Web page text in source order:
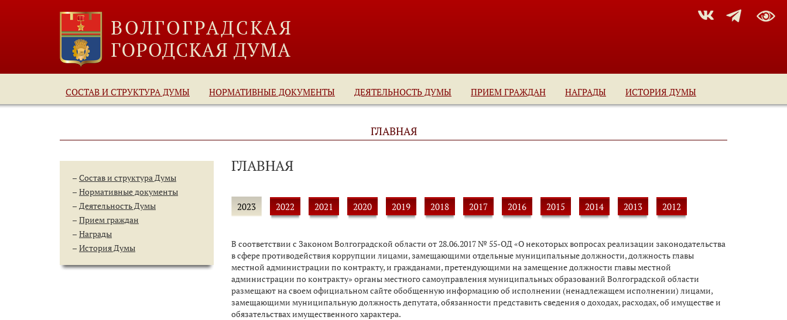
СОСТАВ И СТРУКТУРА ДУМЫ НОРМАТИВНЫЕ ДОКУМЕНТЫ ДЕЯТЕЛЬНОСТЬ ДУМЫ ПРИЕМ ГРАЖДАН НАГРАДЫ ИСТОРИЯ ДУМЫ
ГЛАВНАЯ
Состав и структура Думы
Нормативные документы
Деятельность Думы
Прием граждан
Награды
История Думы
ГЛАВНАЯ
2023 2022 2021 2020 2019 2018 2017 2016 2015 2014 2013 2012
​В соответствии с Законом Волгоградской области от 28.06.2017 № 55-ОД «О некоторых вопросах реализации законодательства
в сфере противодействия коррупции лицами, замещающими отдельные муниципальные должности, должность главы
местной администрации по контракту, и гражданами, претендующими на замещение должности главы местной
администрации по контракту» органы местного самоуправления муниципальных образований Волгоградской области
размещают на своем официальном сайте обобщенную информацию об исполнении (ненадлежащем исполнении) лицами,
замещающими муниципальную должность депутата, обязанности представить сведения о доходах, расходах, об имуществе и
обязательствах имущественного характера.​